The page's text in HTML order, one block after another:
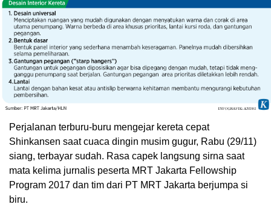
Perjalanan terburu-buru mengejar kereta cepat
Shinkansen saat cuaca dingin musim gugur, Rabu (29/11)
siang, terbayar sudah. Rasa capek langsung sirna saat
mata kelima jurnalis peserta MRT Jakarta Fellowship
Program 2017 dan tim dari PT MRT Jakarta berjumpa si
biru.